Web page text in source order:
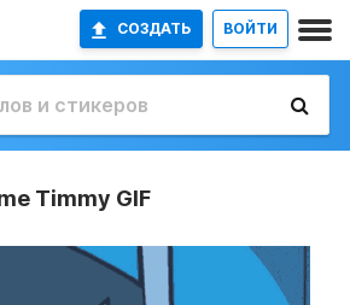
СОЗДАТЬ ВОЙТИ
Timmy GIF